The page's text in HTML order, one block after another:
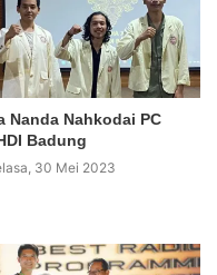
Nanda Nahkodai PC
Badung
30 Mei 2023